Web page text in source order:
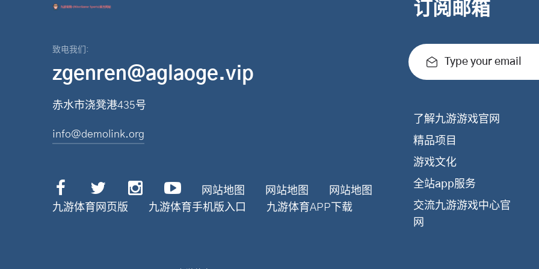
致电我们:
zgenren@aglaoge.vip
赤水市浇凳港435号
info@demolink.org
网站地图 网站地图
网站地图
九游体育网页版
九游体育手机版入口 九游体育APP下载
订阅邮箱
Type your email
了解九游游戏官网
精品项目
游戏文化
全站app服务
交流九游游戏中心官
网